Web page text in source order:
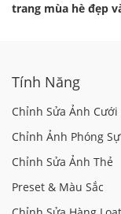
trang mùa hè đẹp
Tính Năng
Chỉnh Sửa Ảnh Cưới
Chỉnh Ảnh Phóng
Chỉnh Sửa Ảnh Thẻ
Preset & Màu Sắc